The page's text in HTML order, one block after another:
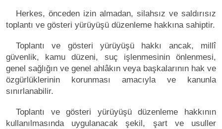
Herkes, önceden izin almadan, silahsız ve saldırısız
toplantı ve gösteri yürüyüşü düzenleme hakkına sahiptir.
Toplantı ve gösteri yürüyüşü hakkı ancak, millî
güvenlik, kamu düzeni, suç işlenmesinin önlenmesi,
genel sağlığın ve genel ahlâkın veya başkalarının hak ve
özgürlüklerinin korunması amacıyla ve kanunla
sınırlanabilir.
Toplantı ve gösteri yürüyüşü düzenleme hakkının
kullanılmasında uygulanacak şekil, şart ve usuller